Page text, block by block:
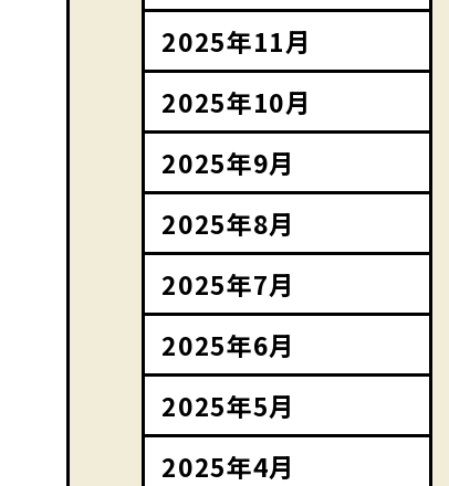
2025年11月
2025年10月
2025年9月
2025年8月
2025年7月
2025年6月
2025年5月
2025年4月